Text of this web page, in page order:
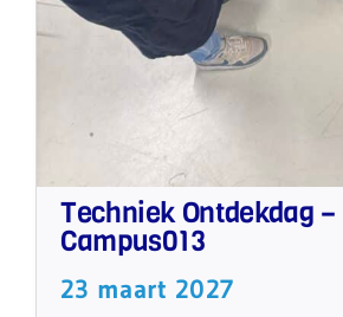
Techniek Ontdekdag –
Campus013
23 maart 2027